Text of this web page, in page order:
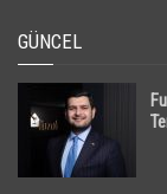
GÜNCEL